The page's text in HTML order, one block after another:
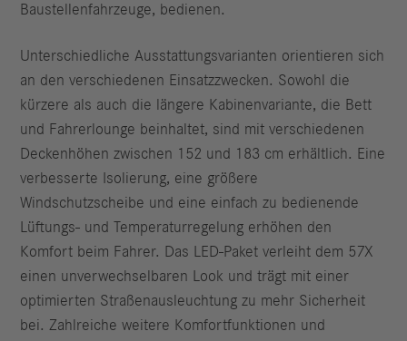
Baustellenfahrzeuge, bedienen.
Unterschiedliche Ausstattungsvarianten orientieren sich
an den verschiedenen Einsatzzwecken. Sowohl die
kürzere als auch die längere Kabinenvariante, die Bett
und Fahrerlounge beinhaltet, sind mit verschiedenen
Deckenhöhen zwischen 152 und 183 cm erhältlich. Eine
verbesserte Isolierung, eine größere
Windschutzscheibe und eine einfach zu bedienende
Lüftungs- und Temperaturregelung erhöhen den
Komfort beim Fahrer. Das LED-Paket verleiht dem 57X
einen unverwechselbaren Look und trägt mit einer
optimierten Straßenausleuchtung zu mehr Sicherheit
bei. Zahlreiche weitere Komfortfunktionen und